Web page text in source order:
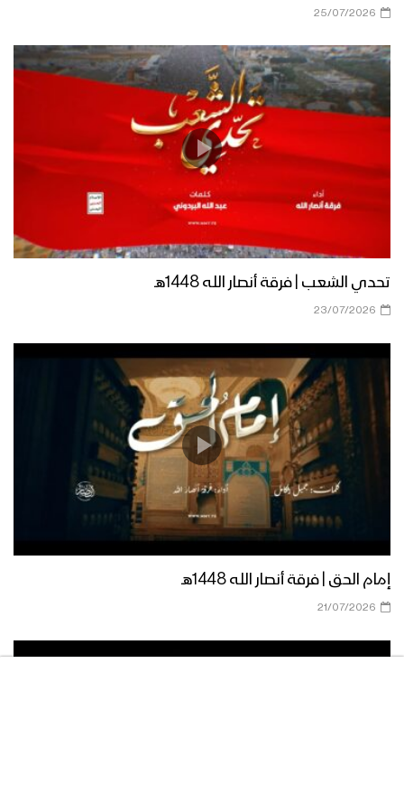
25/07/2026
تحدي الشعب | فرقة أنصار الله 1448هـ
23/07/2026
إمام الحق | فرقة أنصار الله 1448هـ
21/07/2026